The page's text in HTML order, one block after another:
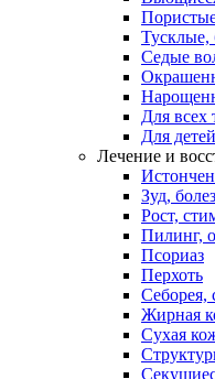
Тусклые,
Седые
Для всех
Для
Лечение и
Зуд,
Рост,
Пилинг,
Псориаз
Перхоть
Себорея,
Жирная
Сухая